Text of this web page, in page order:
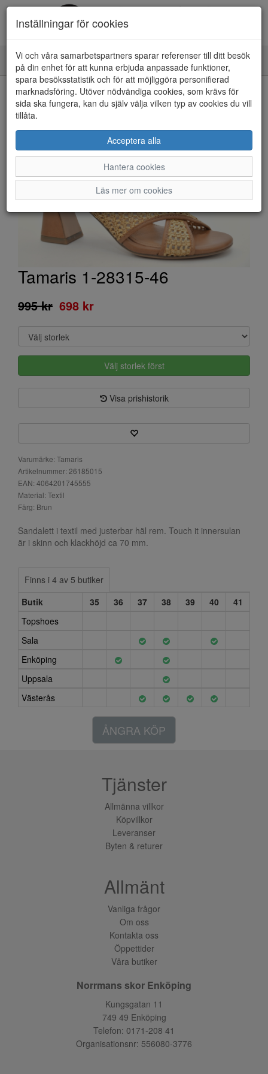
Toggle
navigation
HEM
Tamaris 1-28315-46
995 kr 698 kr
Välj storlek först
Visa prishistorik
Varumärke: Tamaris
Artikelnummer: 26185015
EAN: 4064201745555
Material: Textil
Färg: Brun
Sandalett i textil med justerbar häl rem. Touch it innersulan
är i skinn och klackhöjd ca 70 mm.
Finns i 4 av 5 butiker
Butik
35 36 37 38 39 40
41
Topshoes
Sala
Enköping
Uppsala
Västerås
ÅNGRA KÖP
Inställningar för cookies
Vi och våra samarbetspartners sparar referenser till ditt besök
på din enhet för att kunna erbjuda anpassade funktioner,
spara besöksstatistik och för att möjliggöra personifierad
marknadsföring. Utöver nödvändiga cookies, som krävs för
sida ska fungera, kan du själv välja vilken typ av cookies du vill
tillåta.
Acceptera alla
Hantera cookies
Läs mer om cookies
Tjänster
Allmänna villkor
Köpvillkor
Leveranser
Byten & returer
Allmänt
Vanliga frågor
Om oss
Kontakta oss
Öppettider
Våra butiker
Norrmans skor Enköping
Kungsgatan 11
749 49 Enköping
Telefon: 0171-208 41
Organisationsnr: 556080-3776